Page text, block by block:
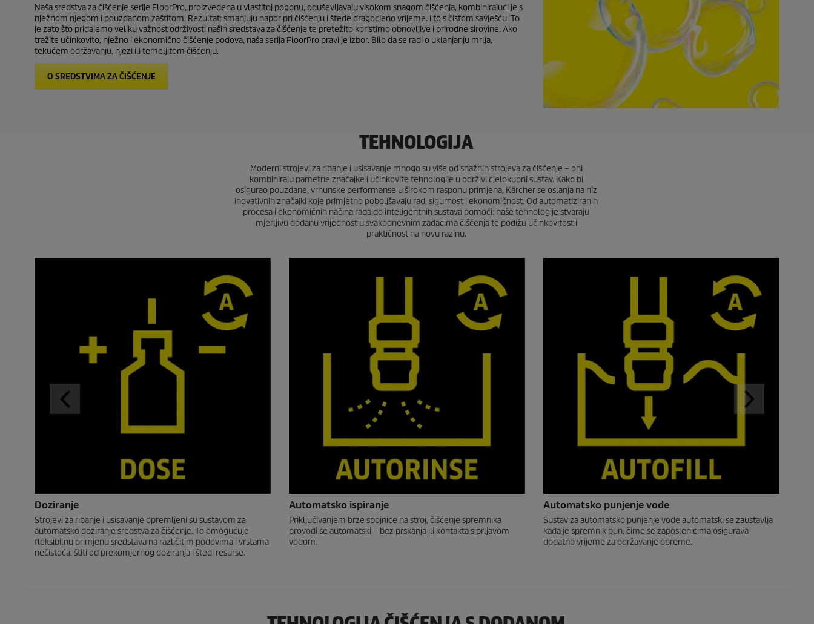
Naša sredstva za čišćenje serije FloorPro, proizvedena u vlastitoj pogonu, oduševljavaju visokom snagom čišćenja, kombinirajući je s
nježnom njegom i pouzdanom zaštitom. Rezultat: smanjuju napor pri čišćenju i štede dragocjeno vrijeme. I to s čistom savješću. To
je zato što pridajemo veliku važnost održivosti naših sredstava za čišćenje te pretežito koristimo obnovljive i prirodne sirovine. Ako
tražite učinkovito, nježno i ekonomično čišćenje podova, naša serija FloorPro pravi je izbor. Bilo da se radi o uklanjanju mrlja,
tekućem održavanju, njezi ili temeljitom čišćenju.
O SREDSTVIMA ZA ČIŠĆENJE
TEHNOLOGIJA
Moderni strojevi za ribanje i usisavanje mnogo su više od snažnih strojeva za čišćenje – oni
kombiniraju pametne značajke i učinkovite tehnologije u održivi cjelokupni sustav. Kako bi
osigurao pouzdane, vrhunske performanse u širokom rasponu primjena, Kärcher se oslanja na niz
inovativnih značajki koje primjetno poboljšavaju rad, sigurnost i ekonomičnost. Od automatiziranih
procesa i ekonomičnih načina rada do inteligentnih sustava pomoći: naše tehnologije stvaraju
mjerljivu dodanu vrijednost u svakodnevnim zadacima čišćenja te podižu učinkovitost i
praktičnost na novu razinu.
Doziranje
Strojevi za ribanje i usisavanje opremljeni su sustavom za
automatsko doziranje sredstva za čišćenje. To omogućuje
fleksibilnu primjenu sredstava na različitim podovima i vrstama
nečistoća, štiti od prekomjernog doziranja i štedi resurse.
Automatsko ispiranje
Priključivanjem brze spojnice na stroj, čišćenje spremnika
provodi se automatski – bez prskanja ili kontakta s prljavom
vodom.
Automatsko punjenje vode
Sustav za automatsko punjenje vode automatski se zaustavlja
kada je spremnik pun, čime se zaposlenicima osigurava
dodatno vrijeme za održavanje opreme.